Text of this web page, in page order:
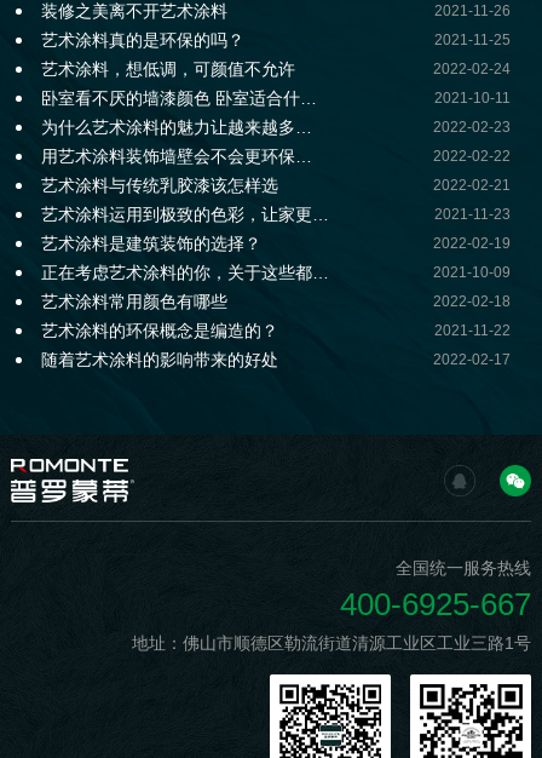
装修之美离不开艺术涂料 2021-11-26
艺术涂料真的是环保的吗？ 2021-11-25
艺术涂料，想低调，可颜值不允许 2022-02-24
卧室看不厌的墙漆颜色 卧室适合什… 2021-10-11
为什么艺术涂料的魅力让越来越多… 2022-02-23
用艺术涂料装饰墙壁会不会更环保… 2022-02-22
艺术涂料与传统乳胶漆该怎样选 2022-02-21
艺术涂料运用到极致的色彩，让家更… 2021-11-23
艺术涂料是建筑装饰的选择？ 2022-02-19
正在考虑艺术涂料的你，关于这些都… 2021-10-09
艺术涂料常用颜色有哪些 2022-02-18
艺术涂料的环保概念是编造的？ 2021-11-22
随着艺术涂料的影响带来的好处 2022-02-17
全国统一服务热线
400-6925-667
地址：佛山市顺德区勒流街道清源工业区工业三路1号